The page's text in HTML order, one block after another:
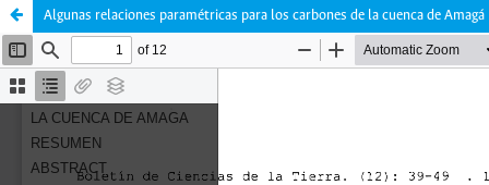
Algunas relaciones paramétricas para los carbones de la cuenca de Amagá